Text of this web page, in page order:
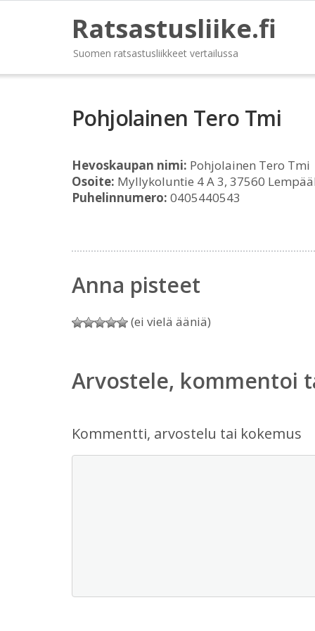
Ratsastusliike.fi
Suomen ratsastusliikkeet vertailussa
Pohjolainen Tero Tmi
Hevoskaupan nimi: Pohjolainen Tero Tmi
Osoite: Myllykoluntie 4 A 3, 37560
Puhelinnumero: 0405440543
Anna pisteet
(ei vielä ääniä)
Arvostele, kommentoi
Kommentti, arvostelu tai kokemus